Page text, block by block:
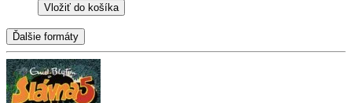
Vložiť do košíka
Ďalšie formáty